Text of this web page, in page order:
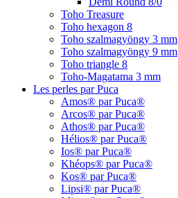
Toho Treasure
Toho hexagon 8
Toho szalmagyöngy 3 mm
Toho szalmagyöngy 9 mm
Toho triangle 8
Toho-Magatama 3 mm
Les perles par Puca
Amos® par Puca®
Arcos® par Puca®
Athos® par Puca®
Hélios® par Puca®
Ios® par Puca®
Khéops® par Puca®
Kos® par Puca®
Lipsi® par Puca®